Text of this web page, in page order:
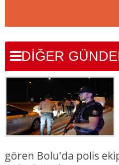
DİĞER
gören Bolu'da polis